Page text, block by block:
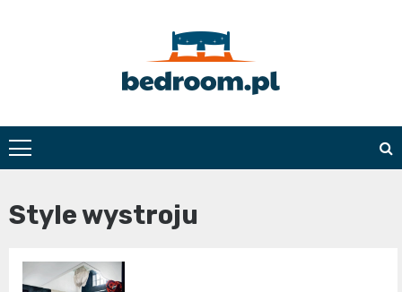
Bedroom.pl
Style wystroju